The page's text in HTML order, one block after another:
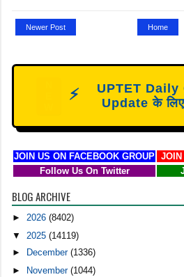
Newer Post Home
⚡
UPTET
Update के
JOIN US ON FACEBOOK GROUP
JOIN
Follow Us On Twitter
BLOG ARCHIVE
► 2026(8402)
▼2025(14119)
►
December(1336)
►
November(1044)